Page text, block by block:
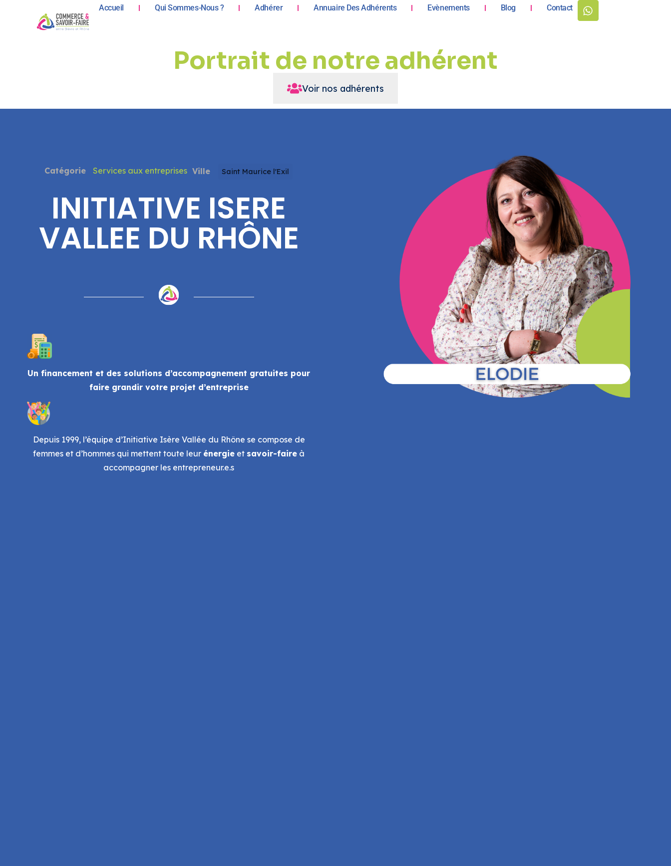
Accueil Qui Sommes-Nous ? Adhérer Annuaire Des Adhérents Evènements Blog Contact
Portrait de notre adhérent
Voir nos adhérents
Catégorie Services aux entreprises Ville Saint Maurice l'Exil
INITIATIVE ISERE
VALLEE DU RHÔNE
Un financement et des solutions d’accompagnement gratuites pour
faire grandir votre projet d’entreprise
Depuis 1999, l’équipe d’Initiative Isère Vallée du Rhône se compose de
femmes et d’hommes qui mettent toute leur énergie et savoir-faire à
accompagner les entrepreneur.e.s